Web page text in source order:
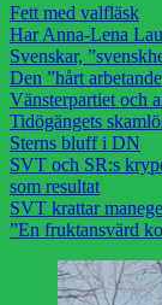
Fett med valfläsk
Har Anna-Lena
Svenskar,
Den ”hårt
Vänsterpartiet och
Tidögängets
Sterns bluff i DN
SVT och SR:s
som resultat
SVT krattar
”En fruktansvärd